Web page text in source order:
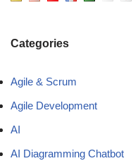
Categories
Agile & Scrum
Agile Development
AI
AI Diagramming Chatbot